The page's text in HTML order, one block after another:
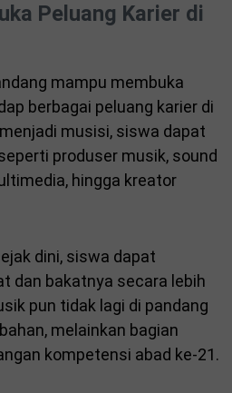
Peluang Karier di
mampu membuka
berbagai peluang karier di
musisi, siswa dapat
produser musik, sound
hingga kreator
dini, siswa dapat
dan bakatnya secara lebih
pun tidak lagi di pandang
melainkan bagian
kompetensi abad ke-21.